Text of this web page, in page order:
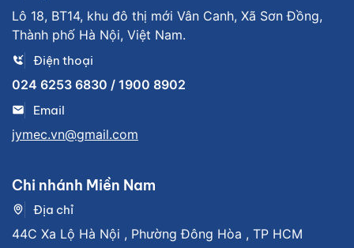
Lô 18, BT14, khu đô thị mới Vân Canh, Xã Sơn Đồng,
Thành phố Hà Nội, Việt Nam.
Điện thoại
024 6253 6830 / 1900 8902
Email
jymec.vn@gmail.com
Chi nhánh Miền Nam
Địa chỉ
44C Xa Lộ Hà Nội , Phường Đông Hòa , TP HCM